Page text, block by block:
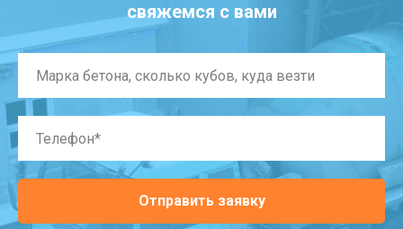
свяжемся с вами
Отправить заявку